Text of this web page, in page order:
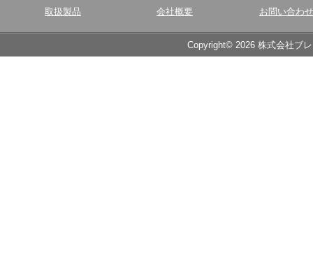
取扱製品 会社概要 お問い合わせ
Copyright© 2026 株式会社ブ